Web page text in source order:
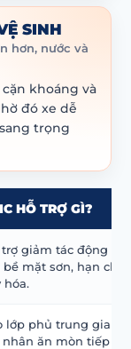
SINH
hơn, nước và
khoáng và
đó xe dễ
trọng
HỖ TRỢ GÌ?
trợ giảm tác động
bề mặt sơn, hạn chế
hóa.
lớp phủ trung gian,
nhân ăn mòn tiếp